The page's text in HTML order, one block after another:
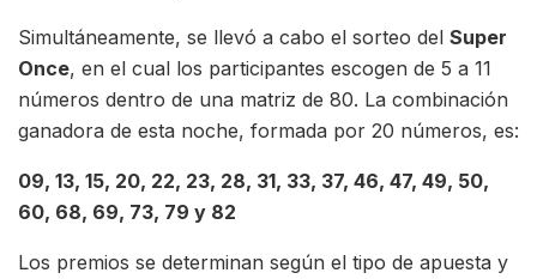
Simultáneamente, se llevó a cabo el sorteo del Super
Once, en el cual los participantes escogen de 5 a 11
números dentro de una matriz de 80. La combinación
ganadora de esta noche, formada por 20 números, es:
09, 13, 15, 20, 22, 23, 28, 31, 33, 37, 46, 47, 49, 50,
60, 68, 69, 73, 79 y 82
Los premios se determinan según el tipo de apuesta y